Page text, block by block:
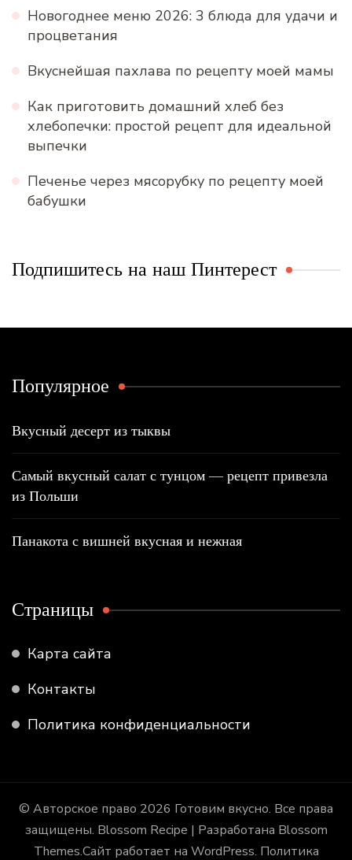
Новогоднее меню 2026: 3 блюда для удачи и
процветания
Вкуснейшая пахлава по рецепту моей мамы
Как приготовить домашний хлеб без
хлебопечки: простой рецепт для идеальной
выпечки
Печенье через мясорубку по рецепту моей
бабушки
Подпишитесь на наш Пинтерест
Популярное
Вкусный десерт из тыквы
Самый вкусный салат с тунцом — рецепт привезла
из Польши
Панакота с вишней вкусная и нежная
Страницы
Карта сайта
Контакты
Политика конфиденциальности
© Авторское право 2026 Готовим вкусно. Все права
защищены. Blossom Recipe | Разработана Blossom
Themes.Сайт работает на WordPress. Политика